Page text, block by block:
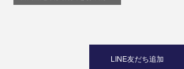
LINE友だち追加